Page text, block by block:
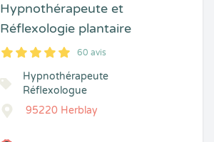
Hypnothérapeute et
Réflexologie plantaire
5
1
5
60 60 avis
Hypnothérapeute
Réflexologue
95220 Herblay